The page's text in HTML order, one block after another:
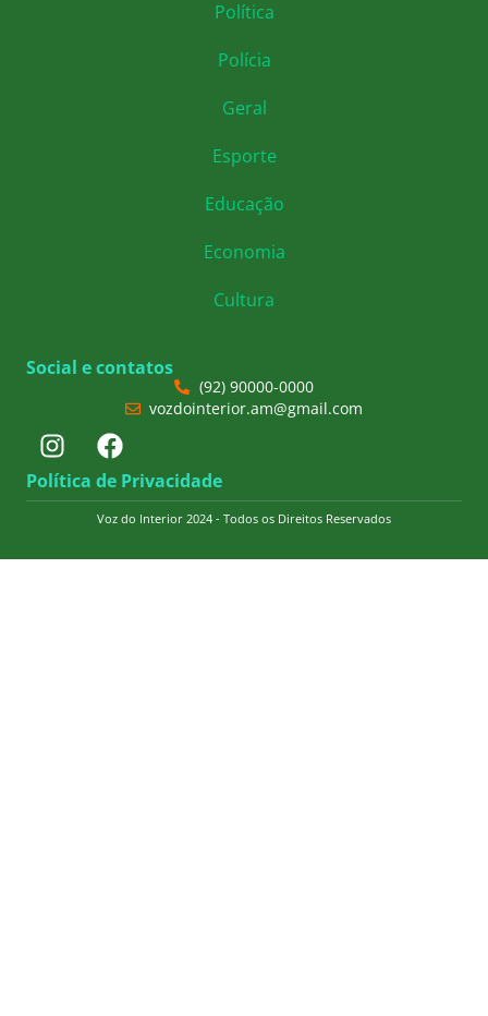
Política
Polícia
Geral
Esporte
Educação
Economia
Cultura
Social e contatos
(92) 90000-0000
vozdointerior.am@gmail.com
Política de Privacidade
Voz do Interior 2024 - Todos os Direitos Reservados